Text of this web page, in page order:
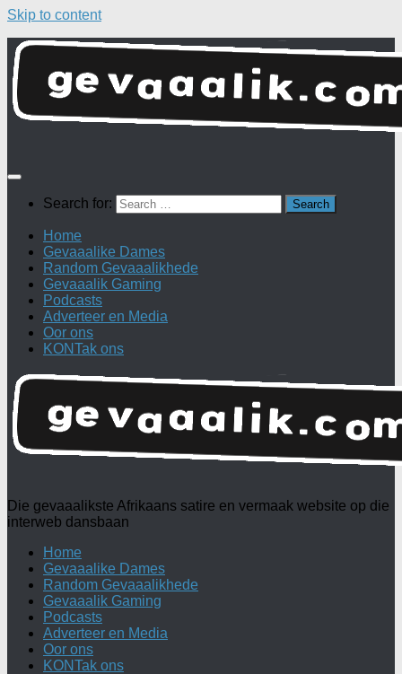
Skip to content
Search for:
Home
Gevaaalike Dames
Random Gevaaalikhede
Gevaaalik Gaming
Podcasts
Adverteer en Media
Oor ons
KONTak ons
Die gevaaalikste Afrikaans satire en vermaak website op die
interweb dansbaan
Home
Gevaaalike Dames
Random Gevaaalikhede
Gevaaalik Gaming
Podcasts
Adverteer en Media
Oor ons
KONTak ons